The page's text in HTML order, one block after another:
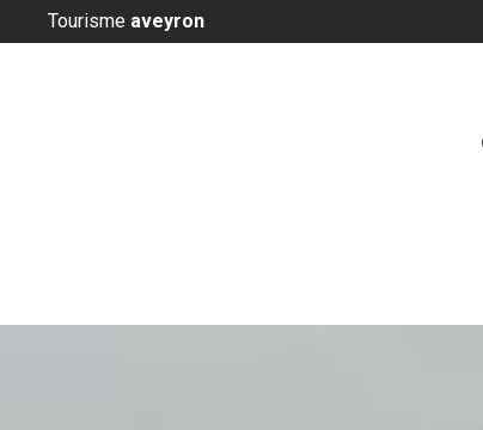
Panneau de gestion des cookies
Tourisme aveyron